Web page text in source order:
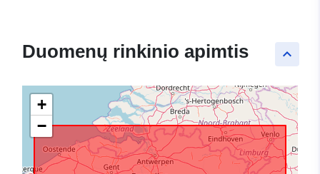
keyboard_arrow_up
Duomenų rinkinio apimtis
+
−